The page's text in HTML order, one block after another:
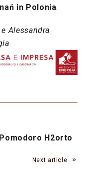
in Polonia.
Alessandra
H2orto
Next article